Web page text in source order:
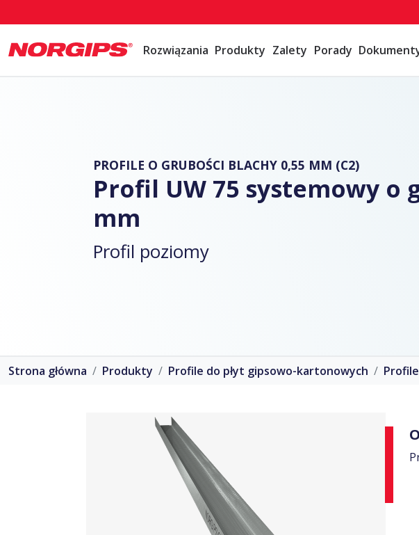
Rozwiązania Produkty Zalety Porady
PROFILE O GRUBOŚCI BLACHY 0,55 MM (C2)
Profil UW 75 systemowy o
mm
Profil poziomy
Strona główna Produkty Profile do płyt gipsowo-kartonowych